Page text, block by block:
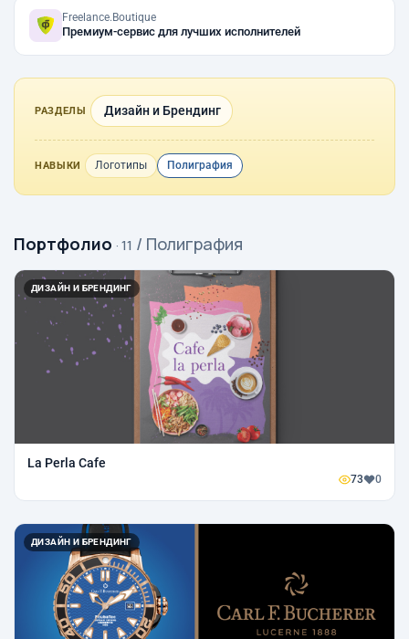
Freelance.Boutique
Премиум-сервис для лучших исполнителей
РАЗДЕЛЫ Дизайн и Брендинг
НАВЫКИ Логотипы Полиграфия
Портфолио · 11 / Полиграфия
ДИЗАЙН И БРЕНДИНГ
La Perla Cafe
73 0
ДИЗАЙН И БРЕНДИНГ